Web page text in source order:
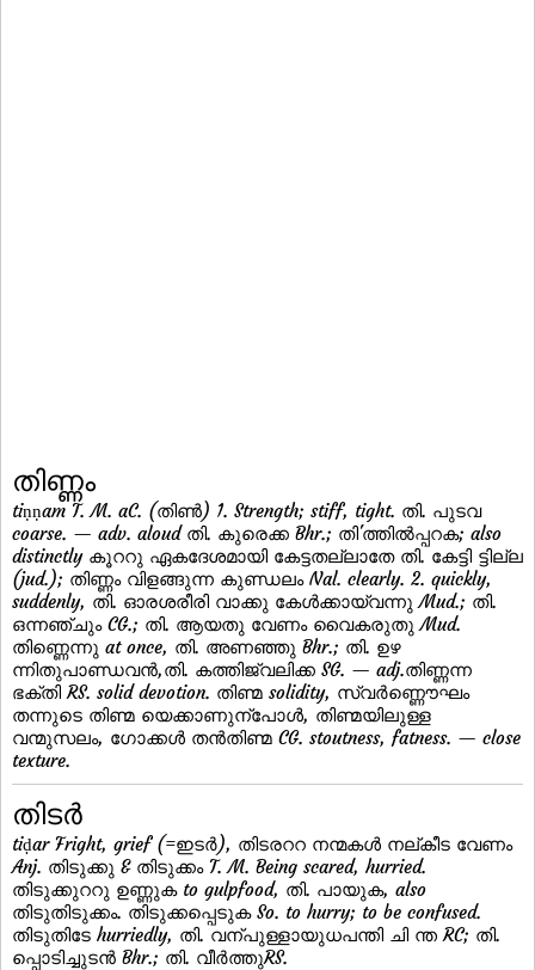
തിണ്ണം
tiṇṇam T. M. aC. (തിണ്‍) 1. Strength; stiff, tight. തി. പുടവ
coarse. — adv. aloud തി. കുരെക്ക Bhr.; തി'ത്തില്‍പ്പറക; also
distinctly കൂററു ഏകദേശമായി കേട്ടതല്ലാതേ തി. കേട്ടി ട്ടില്ല
(jud.); തിണ്ണം വിളങ്ങുന്ന കുണ്ഡലം Nal. clearly. 2. quickly,
suddenly, തി. ഓരശരീരി വാക്കു കേള്‍ക്കായ്വന്നു Mud.; തി.
ഒന്നഞ്ചും CG.; തി. ആയതു വേണം വൈകരുതു Mud.
തിണ്ണെന്നു at once, തി. അണഞ്ഞു Bhr.; തി. ഉഴ
ന്നിതുപാണ്ഡവന്‍,തി. കത്തിജ്വലിക്ക SG. — adj.തിണ്ണന്ന
ഭക്തി RS. solid devotion. തിണ്മ solidity, സ്വര്‍ണ്ണൌഘം
തന്നുടെ തിണ്മ യെക്കാണുന്പോള്‍, തിണ്മയിലുള്ള
വന്മുസലം, ഗോക്കള്‍ തന്‍തിണ്മ CG. stoutness, fatness. — close
texture.
തിടര്‍
tiḍar Fright, grief (=ഇടര്‍), തിടരററ നന്മകള്‍ നല്കീട വേണം
Anj. തിടുക്കു & തിടുക്കം T. M. Being scared, hurried.
തിടുക്കുററു ഉണ്ണുക to gulpfood, തി. പായുക, also
തിടുതിടുക്കം. തിടുക്കപ്പെടുക So. to hurry; to be confused.
തിടുതിടേ hurriedly, തി. വന്പുള്ളായുധപന്തി ചി ന്ത RC; തി.
പ്പൊടിച്ചുടന്‍ Bhr.; തി. വീര്‍ത്തുRS.